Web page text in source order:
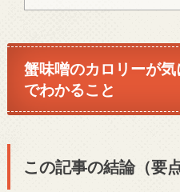
蟹味噌のカロリーが
でわかること
この記事の結論（要